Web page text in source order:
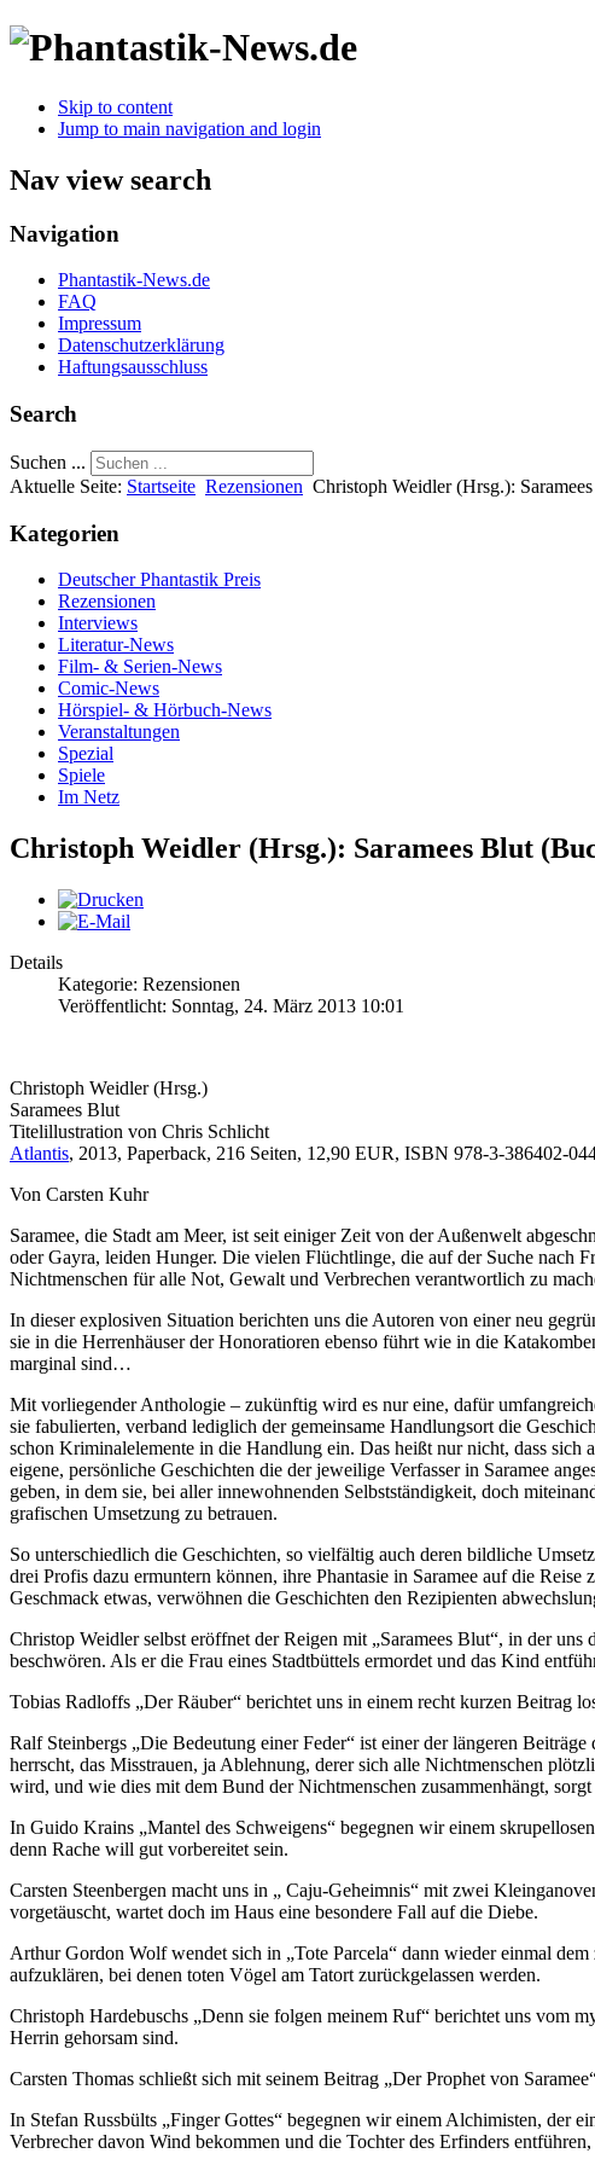
Skip to content
Jump to main navigation and login
Nav view search
Navigation
Phantastik-News.de
FAQ
Impressum
Datenschutzerklärung
Haftungsausschluss
Search
Suchen ...
Aktuelle Seite: Startseite Rezensionen Christoph Weidler (Hrsg.):
Kategorien
Deutscher Phantastik Preis
Rezensionen
Interviews
Literatur-News
Film- & Serien-News
Comic-News
Hörspiel- & Hörbuch-News
Veranstaltungen
Spezial
Spiele
Im Netz
Christoph Weidler (Hrsg.): Saramees Blut
Details
Kategorie: Rezensionen
Veröffentlicht: Sonntag, 24. März 2013 10:01
Christoph Weidler (Hrsg.)
Saramees Blut
Titelillustration von Chris Schlicht
Atlantis, 2013, Paperback, 216 Seiten, 12,90 EUR, ISBN 978-3-386402-
Von Carsten Kuhr
Saramee, die Stadt am Meer, ist seit einiger Zeit von der Außenwelt
oder Gayra, leiden Hunger. Die vielen Flüchtlinge, die auf der Suche nach
Nichtmenschen für alle Not, Gewalt und Verbrechen verantwortlich zu
In dieser explosiven Situation berichten uns die Autoren von einer neu
sie in die Herrenhäuser der Honoratioren ebenso führt wie in die
marginal sind…
Mit vorliegender Anthologie – zukünftig wird es nur eine, dafür
sie fabulierten, verband lediglich der gemeinsame Handlungsort die
schon Kriminalelemente in die Handlung ein. Das heißt nur nicht, dass sich
eigene, persönliche Geschichten die der jeweilige Verfasser in Saramee
geben, in dem sie, bei aller innewohnenden Selbstständigkeit, doch
grafischen Umsetzung zu betrauen.
So unterschiedlich die Geschichten, so vielfältig auch deren bildliche
drei Profis dazu ermuntern können, ihre Phantasie in Saramee auf die
Geschmack etwas, verwöhnen die Geschichten den Rezipienten
Christop Weidler selbst eröffnet der Reigen mit „Saramees Blut“, in der
beschwören. Als er die Frau eines Stadtbüttels ermordet und das Kind
Tobias Radloffs „Der Räuber“ berichtet uns in einem recht kurzen Beitrag
Ralf Steinbergs „Die Bedeutung einer Feder“ ist einer der längeren
herrscht, das Misstrauen, ja Ablehnung, derer sich alle Nichtmenschen
wird, und wie dies mit dem Bund der Nichtmenschen zusammenhängt,
In Guido Krains „Mantel des Schweigens“ begegnen wir einem
denn Rache will gut vorbereitet sein.
Carsten Steenbergen macht uns in „ Caju-Geheimnis“ mit zwei
vorgetäuscht, wartet doch im Haus eine besondere Fall auf die Diebe.
Arthur Gordon Wolf wendet sich in „Tote Parcela“ dann wieder einmal
aufzuklären, bei denen toten Vögel am Tatort zurückgelassen werden.
Christoph Hardebuschs „Denn sie folgen meinem Ruf“ berichtet uns vom
Herrin gehorsam sind.
Carsten Thomas schließt sich mit seinem Beitrag „Der Prophet von
In Stefan Russbülts „Finger Gottes“ begegnen wir einem Alchimisten, der
Verbrecher davon Wind bekommen und die Tochter des Erfinders